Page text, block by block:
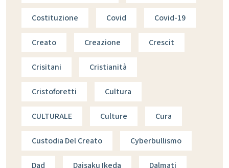
Costituzione Covid Covid-19
Creato Creazione Crescit
Crisitani Cristianità
Cristoforetti Cultura
CULTURALE Culture Cura
Custodia Del Creato Cyberbullismo
Dad Daisaku Ikeda Dalmati